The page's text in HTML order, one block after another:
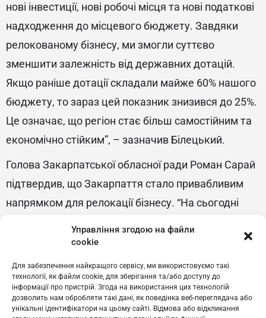
Управління згодою на файли
cookie
Для забезпечення найкращого сервісу, ми використовуємо такі
технології, як файли cookie, для зберігання та/або доступу до
інформації про пристрій. Згода на використання цих технологій
дозволить нам обробляти такі дані, як поведінка веб-переглядача або
унікальні ідентифікатори на цьому сайті. Відмова або відкликання
нові інвестиції, нові робочі місця та нові податкові
надходження до місцевого бюджету. Завдяки
релокованому бізнесу, ми змогли суттєво
зменшити залежність від державних дотацій.
Якщо раніше дотації складали майже 60% нашого
бюджету, то зараз цей показник знизився до 25%.
Це означає, що регіон стає більш самостійним та
економічно стійким”, – зазначив Білецький.
Голова Закарпатської обласної ради Роман Сарай
підтвердив, що Закарпаття стало привабливим
напрямком для релокації бізнесу. “На сьогодні
1 мільярд євро. Це значні інвестиції, які сприяють
розвитку економіки області. Однак, для того щоб
відчути всі переваги від релокації, нам необхідно
стати повністю недотаційним регіоном. Це